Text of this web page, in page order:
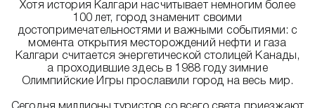
Хотя история Калгари насчитывает немногим более
100 лет, город знаменит своими
достопримечательностями и важными событиями: с
момента открытия месторождений нефти и газа
Калгари считается энергетической столицей Канады,
а проходившие здесь в 1988 году зимние
Олимпийские Игры прославили город на весь мир.